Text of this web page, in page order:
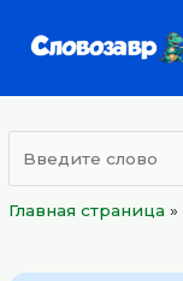
Главная страница »